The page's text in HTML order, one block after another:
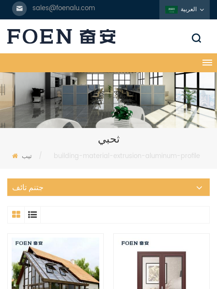
sales@foenalu.com العربية
ثحبي
تيب / building-material-extrusion-aluminum-profile
جتنم تائف